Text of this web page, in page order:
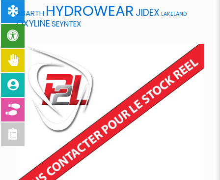
ABARTH HYDROWEAR JIDEX LAKELAND
OXYLINESEYNTEX